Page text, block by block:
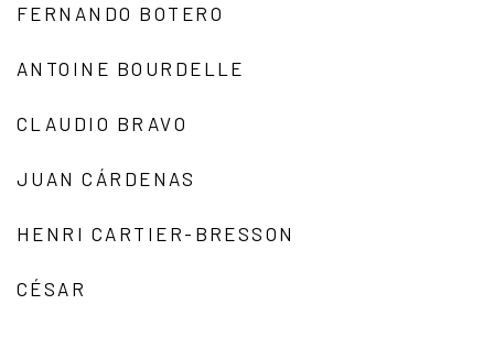
FERNANDO BOTERO
ANTOINE BOURDELLE
CLAUDIO BRAVO
JUAN CÁRDENAS
HENRI CARTIER-BRESSON
CÉSAR